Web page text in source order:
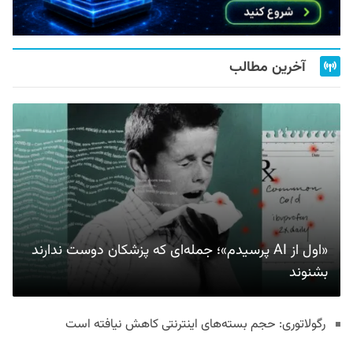
آخرین مطالب
«اول از AI پرسیدم»؛ جمله‌ای که پزشکان دوست ندارند
بشنوند
رگولاتوری: حجم بسته‌های اینترنتی کاهش نیافته است